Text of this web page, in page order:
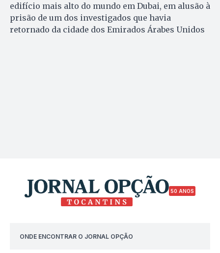
edifício mais alto do mundo em Dubai, em alusão à
prisão de um dos investigados que havia
retornado da cidade dos Emirados Árabes Unidos
50 ANOS
ONDE ENCONTRAR O JORNAL OPÇÃO